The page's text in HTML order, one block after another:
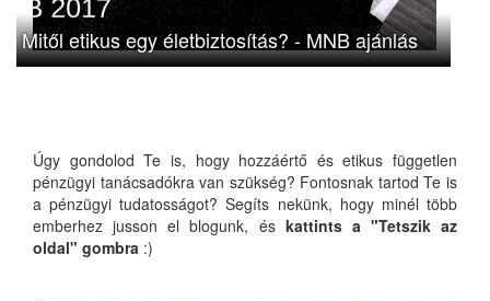
Mitől etikus egy életbiztosítás? - MNB ajánlás
Úgy gondolod Te is, hogy hozzáértő és etikus független
pénzügyi tanácsadókra van szükség? Fontosnak tartod Te is
a pénzügyi tudatosságot? Segíts nekünk, hogy minél több
emberhez jusson el blogunk, és kattints a "Tetszik az
oldal" gombra :)